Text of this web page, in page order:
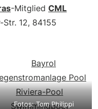
-Mitglied CML
12, 84155
Fotos: Tom Philippi